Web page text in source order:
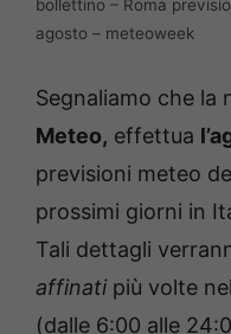
bollettino – Roma
agosto – meteoweek
Segnaliamo che la
Meteo, effettua
previsioni meteo
prossimi giorni in
Tali dettagli
affinatipiù volte
(dalle 6:00 alle